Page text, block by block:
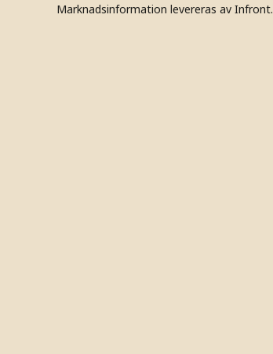
Marknadsinformation levereras av